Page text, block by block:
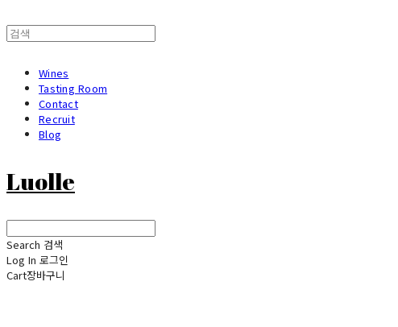
Wines
Tasting Room
Contact
Recruit
Blog
Luolle
Search 검색
Log In 로그인
Cart장바구니